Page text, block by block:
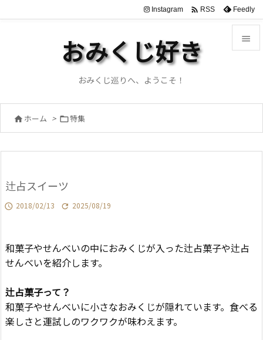

サイド
Instagram  RSS Feedly
おみくじ好き
おみくじ巡りへ、ようこそ！
 ホーム > 特集
辻占スイーツ
 2018/02/13  2025/08/19
和菓子やせんべいの中におみくじが入った辻占菓子や辻占
せんべいを紹介します。
辻占菓子って？
和菓子やせんべいに小さなおみくじが隠れています。食べる
楽しさと運試しのワクワクが味わえます。